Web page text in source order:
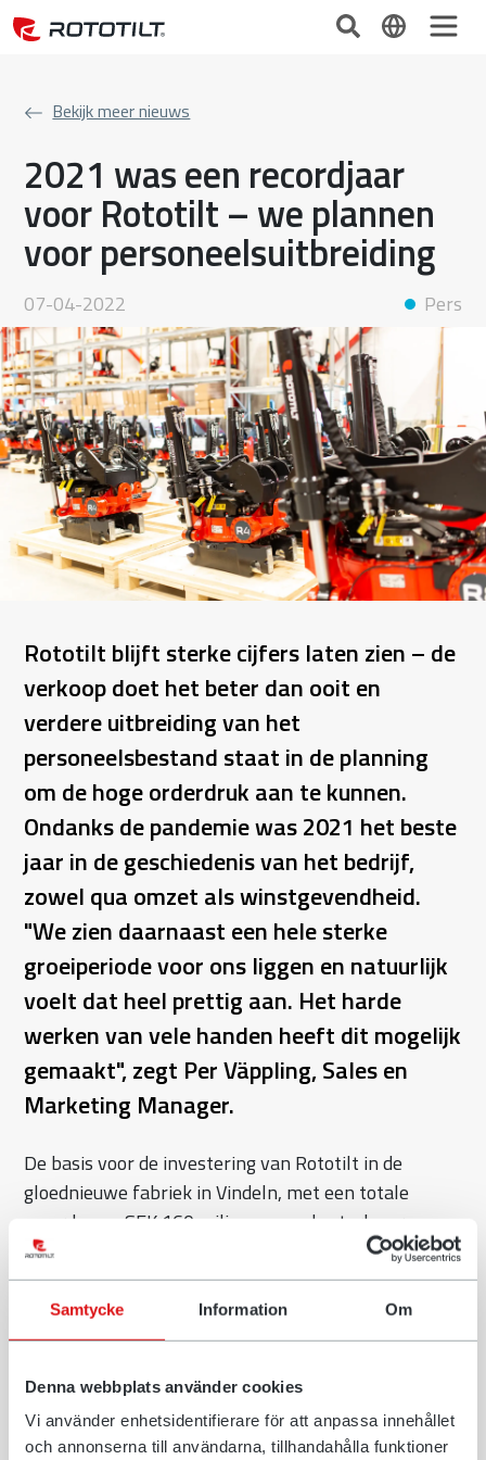
Samtycke Information Om
Denna webbplats använder cookies
Vi använder enhetsidentifierare för att anpassa innehållet
och annonserna till användarna, tillhandahålla funktioner
Bekijk meer nieuws
2021 was een recordjaar
voor Rototilt – we plannen
voor personeelsuitbreiding
07-04-2022 Pers
Rototilt blijft sterke cijfers laten zien – de
verkoop doet het beter dan ooit en
verdere uitbreiding van het
personeelsbestand staat in de planning
om de hoge orderdruk aan te kunnen.
Ondanks de pandemie was 2021 het beste
jaar in de geschiedenis van het bedrijf,
zowel qua omzet als winstgevendheid.
"We zien daarnaast een hele sterke
groeiperiode voor ons liggen en natuurlijk
voelt dat heel prettig aan. Het harde
werken van vele handen heeft dit mogelijk
gemaakt", zegt Per Väppling, Sales en
Marketing Manager.
De basis voor de investering van Rototilt in de
gloednieuwe fabriek in Vindeln, met een totale
waarde van SEK 160 miljoen, was de sterke vraag
naar machines met slimme functies. En Rototilt blijft
positief naar de toekomst kijken - men verwacht een
aanhoudende sterke groei in de toekomst met extra
investeringen om de capaciteit te vergroten.
Begin februari arriveerden de twee nieuwe CNC-
machines die in de daaropvolgende dagen
geïnstalleerd werden. Deze uitbreiding van het